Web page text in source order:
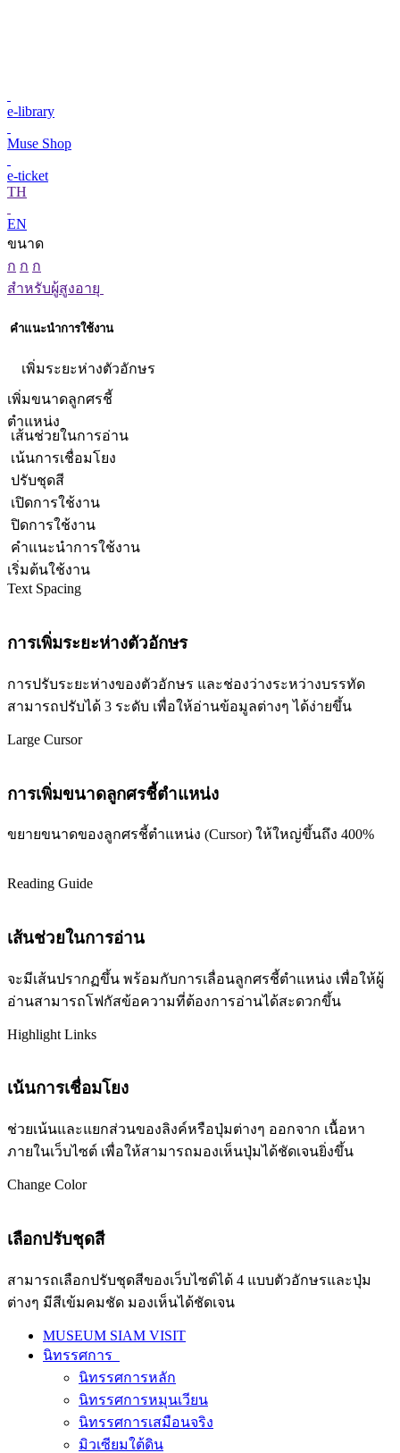
e-library
Muse Shop
e-ticket
TH
EN
ขนาด
ก ก ก
สำหรับผู้สูงอายุ
คำแนะนำการใช้งาน
เพิ่มระยะห่างตัวอักษร
เพิ่มขนาดลูกศรชี้
ตำแหน่ง
เส้นช่วยในการอ่าน
เน้นการเชื่อมโยง
ปรับชุดสี
เปิดการใช้งาน
ปิดการใช้งาน
คำแนะนำการใช้งาน
เริ่มต้นใช้งาน
Text Spacing
การเพิ่มระยะห่างตัวอักษร
การปรับระยะห่างของตัวอักษร และช่องว่างระหว่างบรรทัด
สามารถปรับได้ 3 ระดับ เพื่อให้อ่านข้อมูลต่างๆ ได้ง่ายขึ้น
Large Cursor
การเพิ่มขนาดลูกศรชี้ตำแหน่ง
ขยายขนาดของลูกศรชี้ตำแหน่ง (Cursor) ให้ใหญ่ขึ้นถึง 400%
Reading Guide
เส้นช่วยในการอ่าน
จะมีเส้นปรากฏขึ้น พร้อมกับการเลื่อนลูกศรชี้ตำแหน่ง เพื่อให้ผู้
อ่านสามารถโฟกัสข้อความที่ต้องการอ่านได้สะดวกขึ้น
Highlight Links
เน้นการเชื่อมโยง
ช่วยเน้นและแยกส่วนของลิงค์หรือปุ่มต่างๆ ออกจาก เนื้อหา
ภายในเว็บไซต์ เพื่อให้สามารถมองเห็นปุ่มได้ชัดเจนยิ่งขึ้น
Change Color
เลือกปรับชุดสี
สามารถเลือกปรับชุดสีของเว็บไซต์ได้ 4 แบบตัวอักษรและปุ่ม
ต่างๆ มีสีเข้มคมชัด มองเห็นได้ชัดเจน
MUSEUM SIAM VISIT
นิทรรศการ
นิทรรศการหลัก
นิทรรศการหมุนเวียน
นิทรรศการเสมือนจริง
มิวเซียมใต้ดิน